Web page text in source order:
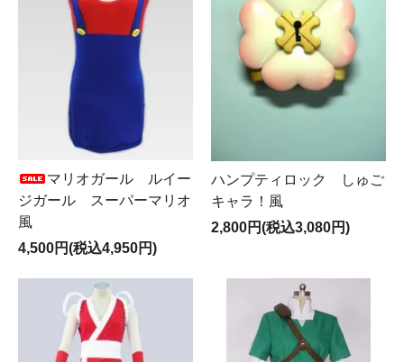
マリオガール ルイー
ジガール スーパーマリオ
風
4,500円(税込4,950円)
ハンプティロック しゅご
キャラ！風
2,800円(税込3,080円)